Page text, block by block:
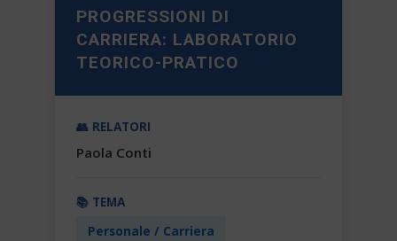
PROGRESSIONI DI
CARRIERA: LABORATORIO
TEORICO-PRATICO
👥 RELATORI
Paola Conti
📚 TEMA
Personale / Carriera